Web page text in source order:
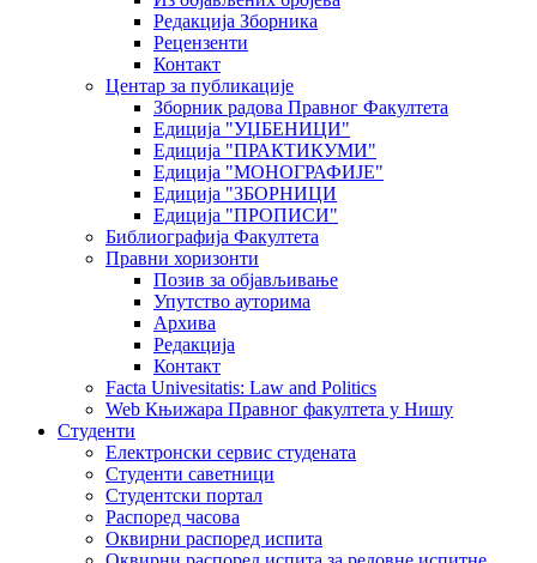
Редакција Зборника
Рецензенти
Контакт
Центар за публикације
Зборник радова Правног Факултета
Едиција "УЏБЕНИЦИ"
Едиција "ПРАКТИКУМИ"
Едиција "МОНОГРАФИЈЕ"
Едиција "ЗБОРНИЦИ
Едиција "ПРОПИСИ"
Библиографија Факултета
Правни хоризонти
Позив за објављивање
Упутство ауторима
Архива
Редакција
Контакт
Facta Univesitatis: Law and Politics
Web Књижара Правног факултета у Нишу
Студенти
Електронски сервис студената
Студенти саветници
Студентски портал
Распоред часова
Оквирни распоред испита